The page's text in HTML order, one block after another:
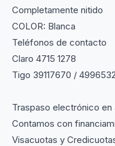
Completamente nitido
COLOR: Blanca
Teléfonos de contacto
Claro 4715 1278
Tigo 39117670 /
Traspaso electrónico
Contamos con
Visacuotas y